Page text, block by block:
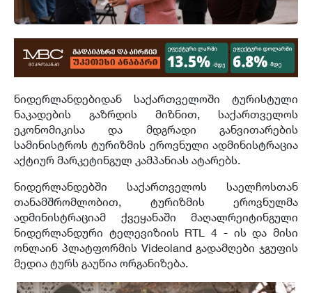
ნიდერლანდებიდან საქართველოში ტურისტული
ნაკადების გაზრდის მიზნით, საქართველოს
ეკონომიკისა და მდგრადი განვითარების
სამინისტროს ტურიზმის ეროვნული ადმინისტრაცია
აქტიურ მარკეტინგულ კამპანიას ატარებს.
ნიდერლანდებში საქართველოს საელჩოსთან
თანამშრომლობით, ტურიზმის ეროვნულმა
ადმინისტრაციამ ქვეყანაში მაღალრეიტინგული
ნიდერლანდური ტელევიზიის RTL 4 - ის და მისი
ონლაინ პლატფორმის Videoland გადამღები ჯგუფის
მედია ტურს გაუწია ორგანიზება.